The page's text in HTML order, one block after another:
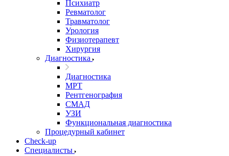
Психиатр
Ревматолог
Травматолог
Урология
Физиотерапевт
Хирургия
Диагностика
Диагностика
МРТ
Рентгенография
СМАД
УЗИ
Функциональная диагностика
Процедурный кабинет
Cheсk-up
Специалисты